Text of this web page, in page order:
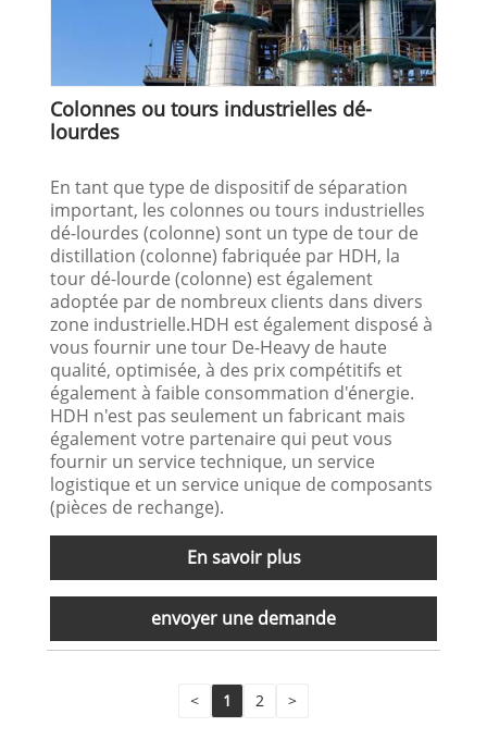
Colonnes ou tours industrielles dé-
lourdes
En tant que type de dispositif de séparation
important, les colonnes ou tours industrielles
dé-lourdes (colonne) sont un type de tour de
distillation (colonne) fabriquée par HDH, la
tour dé-lourde (colonne) est également
adoptée par de nombreux clients dans divers
zone industrielle.HDH est également disposé à
vous fournir une tour De-Heavy de haute
qualité, optimisée, à des prix compétitifs et
également à faible consommation d'énergie.
HDH n'est pas seulement un fabricant mais
également votre partenaire qui peut vous
fournir un service technique, un service
logistique et un service unique de composants
(pièces de rechange).
En savoir plus
envoyer une demande
< 1 2 >